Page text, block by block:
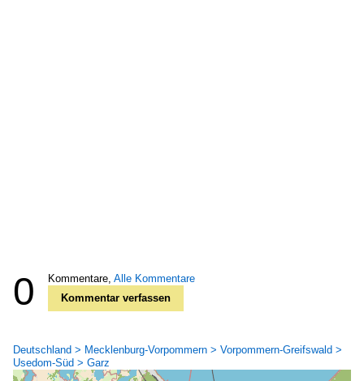
0 Kommentare, Alle Kommentare
Kommentar verfassen
Deutschland > Mecklenburg-Vorpommern > Vorpommern-Greifswald >
Usedom-Süd > Garz